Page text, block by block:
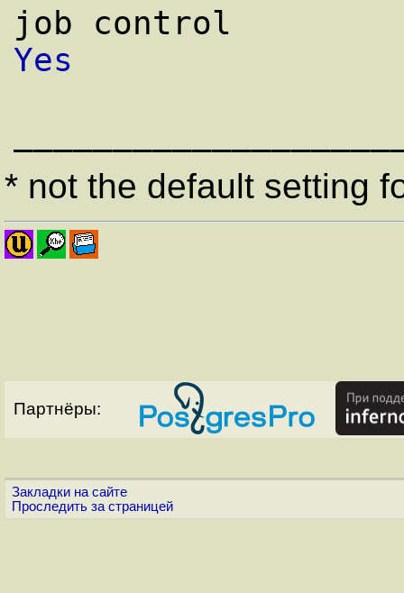
job control
Yes
* not the default setting
Партнёры:
Закладки на сайте
Проследить за страницей